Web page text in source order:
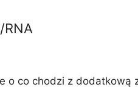
o co chodzi z dodatkową